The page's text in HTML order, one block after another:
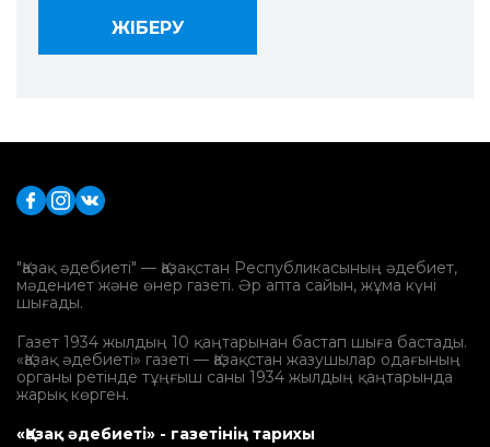
"Қазақ әдебиеті" — Қазақстан Республикасының әдебиет,
мәдениет және өнер газеті. Әр апта сайын, жұма күні
шығады.
Газет 1934 жылдың 10 қаңтарынан бастап шыға бастады.
«Қазақ әдебиеті» газеті — Қазақстан жазушылар одағының
органы ретінде тұңғыш саны 1934 жылдың қаңтарында
жарық көрген.
«Қазақ әдебиеті» - газетінің тарихы